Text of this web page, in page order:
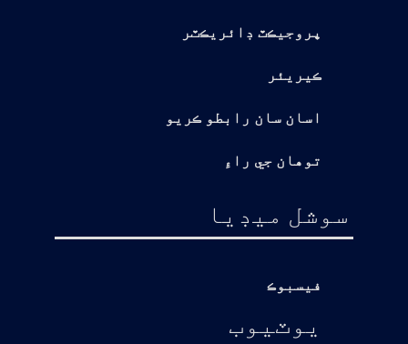
پروجيڪٽ ڊائريڪٽر
ڪيريئر
اسان سان رابطو ڪريو
توهان جي راءِ
سوشل ميڊيا
فيسبوڪ
يوٽيوب